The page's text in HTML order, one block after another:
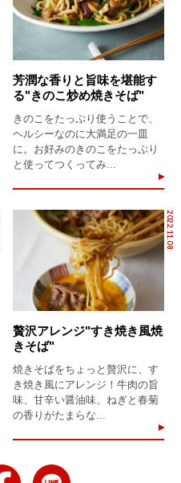
芳潤な香りと旨味を堪能す
る"きのこ炒め焼きそば"
きのこをたっぷり使うことで、
ヘルシーなのに大満足の一皿
に。お好みのきのこをたっぷり
と使ってつくってみ...
2022.11.08
贅沢アレンジ"すき焼き風焼
きそば"
焼きそばをちょっと贅沢に、す
き焼き風にアレンジ！牛肉の旨
味、甘辛い醤油味、ねぎと春菊
の香りがたまらな...